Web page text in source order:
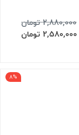
2,880,000 تومان
2,580,000 تومان
8%